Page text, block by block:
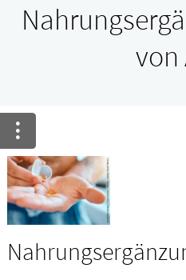
Krankheiten & Therapie
GESUND IM ALTER
WELLNESS
von